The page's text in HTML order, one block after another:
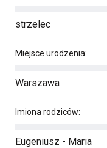
strzelec
Miejsce urodzenia:
Warszawa
Imiona rodziców:
Eugeniusz - Maria